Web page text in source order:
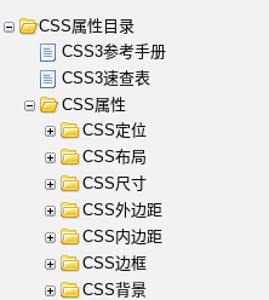
CSS属性目录
CSS3参考手册
CSS3速查表
CSS属性
CSS定位
CSS布局
CSS尺寸
CSS外边距
CSS内边距
CSS边框
CSS背景